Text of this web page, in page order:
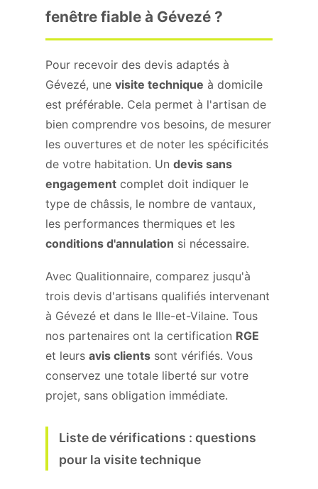
fenêtre fiable à Gévezé ?
Pour recevoir des devis adaptés à
Gévezé, une visite technique à domicile
est préférable. Cela permet à l'artisan de
bien comprendre vos besoins, de mesurer
les ouvertures et de noter les spécificités
de votre habitation. Un devis sans
engagement complet doit indiquer le
type de châssis, le nombre de vantaux,
les performances thermiques et les
conditions d'annulation si nécessaire.
Avec Qualitionnaire, comparez jusqu'à
trois devis d'artisans qualifiés intervenant
à Gévezé et dans le Ille-et-Vilaine. Tous
nos partenaires ont la certification RGE
et leurs avis clients sont vérifiés. Vous
conservez une totale liberté sur votre
projet, sans obligation immédiate.
Liste de vérifications : questions
pour la visite technique